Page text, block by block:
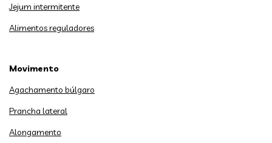
Jejum intermitente
Alimentos reguladores
Movimento
Agachamento búlgaro
Prancha lateral
Alongamento